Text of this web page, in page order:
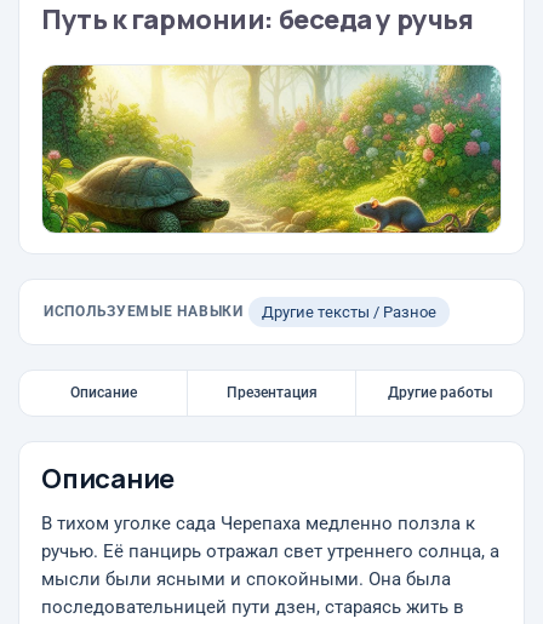
Путь к гармонии: беседа у ручья
ИСПОЛЬЗУЕМЫЕ НАВЫКИ Другие тексты / Разное
Описание Презентация Другие работы
Описание
В тихом уголке сада Черепаха медленно ползла к
ручью. Её панцирь отражал свет утреннего солнца, а
мысли были ясными и спокойными. Она была
последовательницей пути дзен, стараясь жить в